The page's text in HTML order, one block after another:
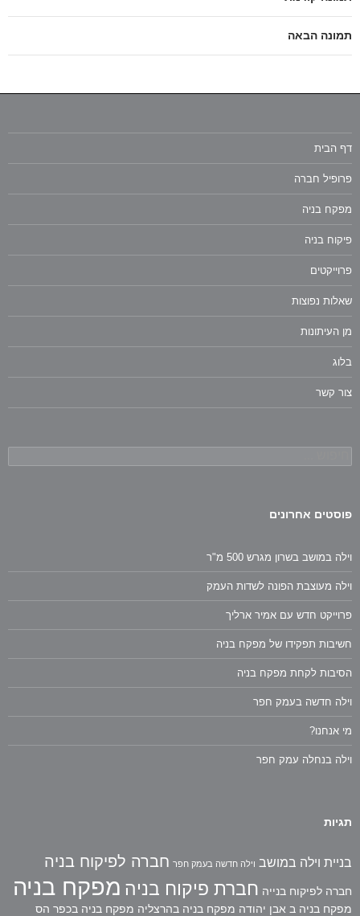
תמונה הבאה
דף הבית
פרופיל חברה
מפקח בניה
פיקוח בניה
פרוייקטים
שאלות נפוצות
מן העיתונות
בלוג
צור קשר
פוסטים אחרונים
וילה במושב בשרון מגרש 500 מ"ר
וילה מעוצבת הפונה לשדות העמק
פרוייקט חדש עם אמיר ארליך
חשיבות תפקידו של מפקח בניה
הסיבות לקחת מפקח בניה
וילה חדשה בעמק חפר
מי אנחנו?
וילה בנחלה עמק חפר
תגיות
בניית וילה במושב וילה חדשה בעמק חפר חברה לפיקוח בניה
חברה לפיקוח בנייה חברת פיקוח בניה מפקח בניה
מפקח בניה ב אבן יהודה מפקח בניה בהרצליה מפקח בניה בכפר הס